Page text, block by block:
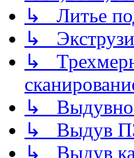
↳ Литье
↳
↳
↳
↳ Выдув
↳ Выдув